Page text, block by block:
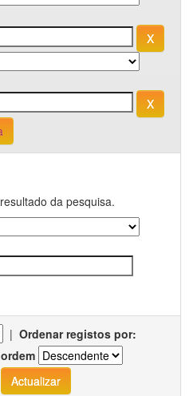
da pesquisa.
| Ordenar registos por: